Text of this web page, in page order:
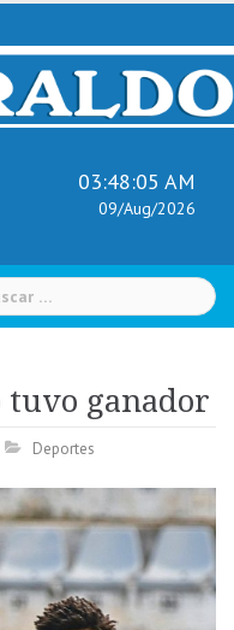
03:48:07 AM
09/Aug/2026
tuvo ganador
Deportes